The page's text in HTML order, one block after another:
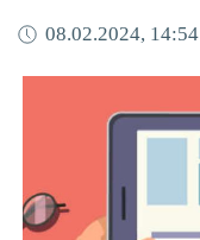
08.02.2024, 14:54